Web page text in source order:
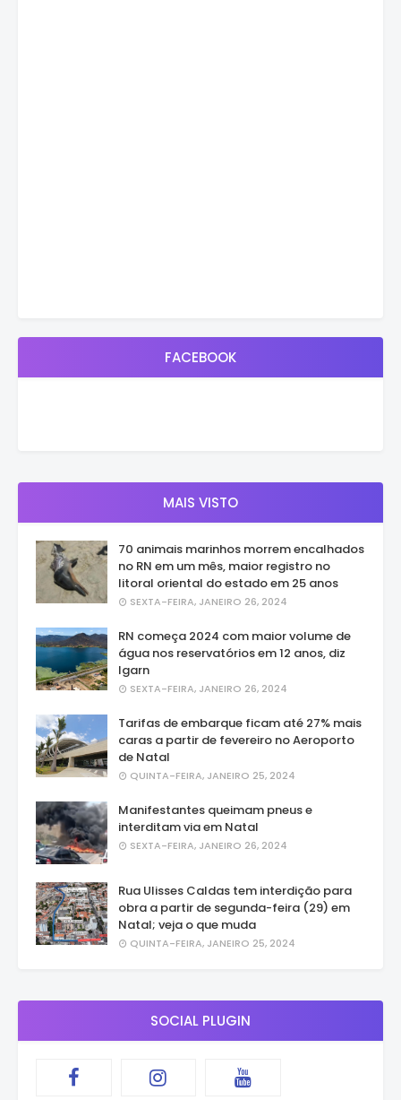
FACEBOOK
MAIS VISTO
70 animais marinhos morrem encalhados
no RN em um mês, maior registro no
litoral oriental do estado em 25 anos
SEXTA-FEIRA, JANEIRO 26, 2024
RN começa 2024 com maior volume de
água nos reservatórios em 12 anos, diz
Igarn
SEXTA-FEIRA, JANEIRO 26, 2024
Tarifas de embarque ficam até 27% mais
caras a partir de fevereiro no Aeroporto
de Natal
QUINTA-FEIRA, JANEIRO 25, 2024
Manifestantes queimam pneus e
interditam via em Natal
SEXTA-FEIRA, JANEIRO 26, 2024
Rua Ulisses Caldas tem interdição para
obra a partir de segunda-feira (29) em
Natal; veja o que muda
QUINTA-FEIRA, JANEIRO 25, 2024
SOCIAL PLUGIN